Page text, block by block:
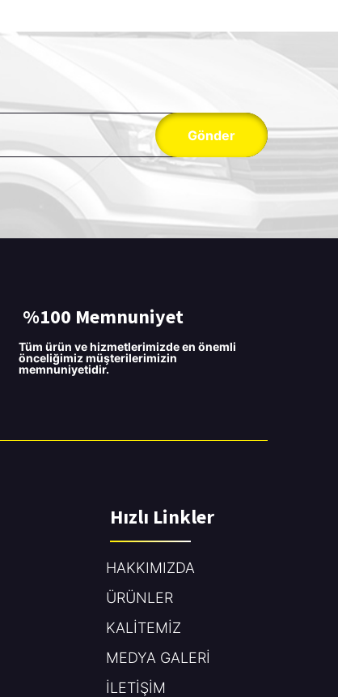
Gönder
%100 Memnuniyet
Tüm ürün ve hizmetlerimizde en önemli
önceliğimiz müşterilerimizin
memnuniyetidir.
Hızlı Linkler
HAKKIMIZDA
ÜRÜNLER
KALİTEMİZ
MEDYA GALERİ
İLETİŞİM